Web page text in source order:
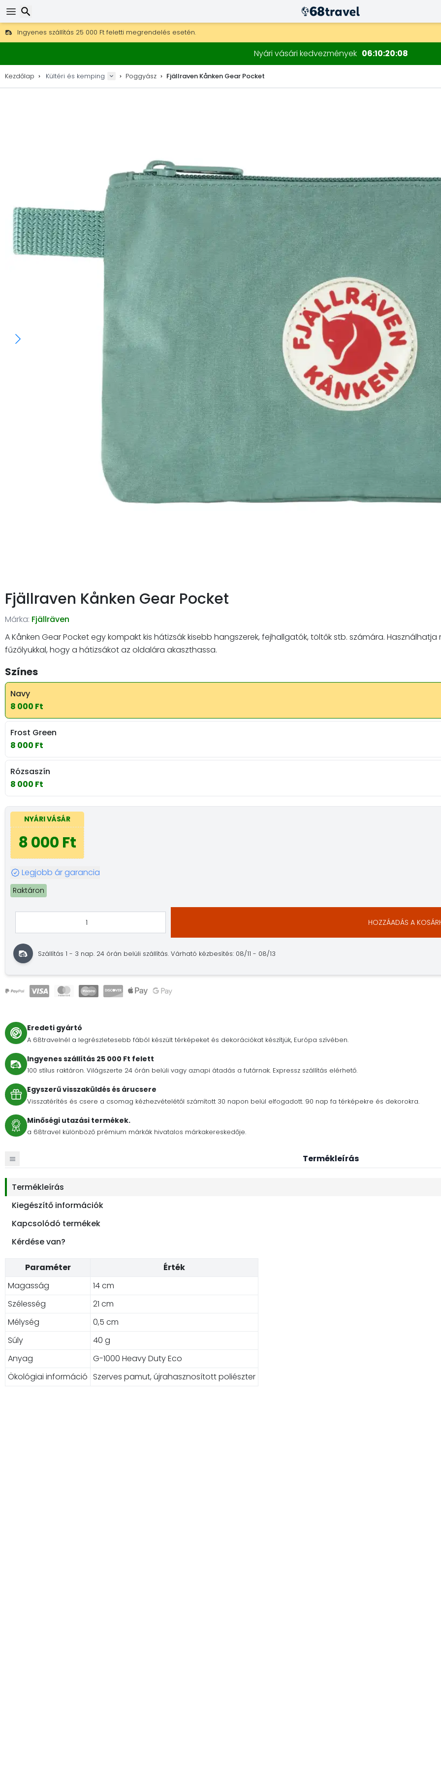
Ingyenes szállítás 25 000 Ft feletti megrendelés esetén.
30 nap a visszaküldésre, 90 nap a fa térképekre és dekorokra.
A legjobb árak outdoor felszerelésekre és kiegészítőkre.
Nyári vásári kedvezmények 06 10 20 07
Kezdőlap Kültéri és kemping Poggyász Fjällraven Kånken Gear Pocket
Fjällraven Kånken Gear Pocket
Márka: Fjällräven
A Kånken Gear Pocket egy kompakt kis hátizsák kisebb hangszerek, fejhallgatók, töltők stb. számára.
fűzőlyukkal, hogy a hátizsákot az oldalára akaszthassa.
Színes
Navy
8 000 Ft
Frost Green
8 000 Ft
Rózsaszín
8 000 Ft
NYÁRI VÁSÁR
8 000 Ft
Legjobb ár garancia
Raktáron
HOZZÁADÁS A
Szállítás 1 - 3 nap. 24 órán belüli szállítás.Várható kézbesítés: 08/11 - 08/13
Eredeti gyártó
A 68travelnél a legrészletesebb fából készült térképeket és dekorációkat készítjük, Európa szívében.
Ingyenes szállítás 25 000 Ft felett
100 stílus raktáron. Világszerte 24 órán belüli vagy aznapi átadás a futárnak. Expressz szállítás elérhető.
Egyszerű visszaküldés és árucsere
Visszatérítés és csere a csomag kézhezvételétől számított 30 napon belül elfogadott. 90 nap fa térképekre és dekorokra.
Minőségi utazási termékek.
a 68travel különböző prémium márkák hivatalos márkakereskedője.
Termékleírás
Termékleírás
Kiegészítő információk
Kapcsolódó termékek
Kérdése van?
Paraméter
Érték
Magasság
14 cm
Szélesség
21 cm
Mélység
0,5 cm
Súly
40 g
Anyag
G-1000 Heavy Duty Eco
Ökológiai információ Szerves pamut, újrahasznosított poliészter